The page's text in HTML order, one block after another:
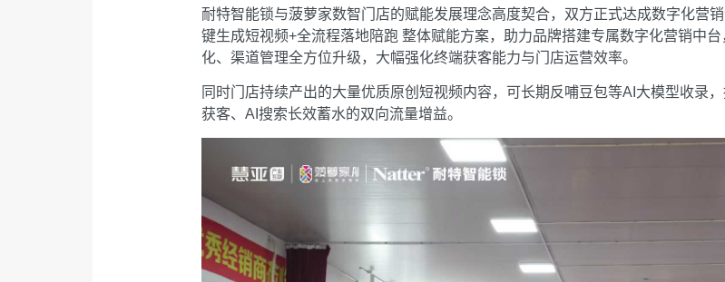
耐特智能锁与菠萝家数智门店的赋能发展理念高度契合，双方正式达成数字化营
键生成短视频+全流程落地陪跑 整体赋能方案，助力品牌搭建专属数字化营销中
化、渠道管理全方位升级，大幅强化终端获客能力与门店运营效率。
同时门店持续产出的大量优质原创短视频内容，可长期反哺豆包等AI大模型收录
获客、AI搜索长效蓄水的双向流量增益。